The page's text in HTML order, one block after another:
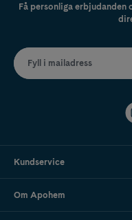
Få personliga erbjudanden
Fyll i mailadress
Kundservice
Om Apohem